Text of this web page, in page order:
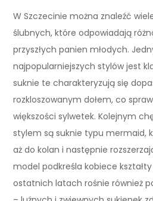
W Szczecinie można znaleźć
ślubnych, które odpowiadają
przyszłych panien młodych.
najpopularniejszych stylów jest
suknie te charakteryzują się
rozkloszowanym dołem, co
większości sylwetek. Kolejnym
stylem są suknie typu mermaid,
aż do kolan i następnie
model podkreśla kobiece
ostatnich latach rośnie również